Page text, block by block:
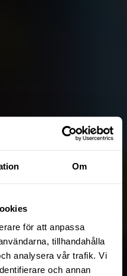
Om
för att anpassa
tillhandahålla
analysera vår trafik. Vi
och annan